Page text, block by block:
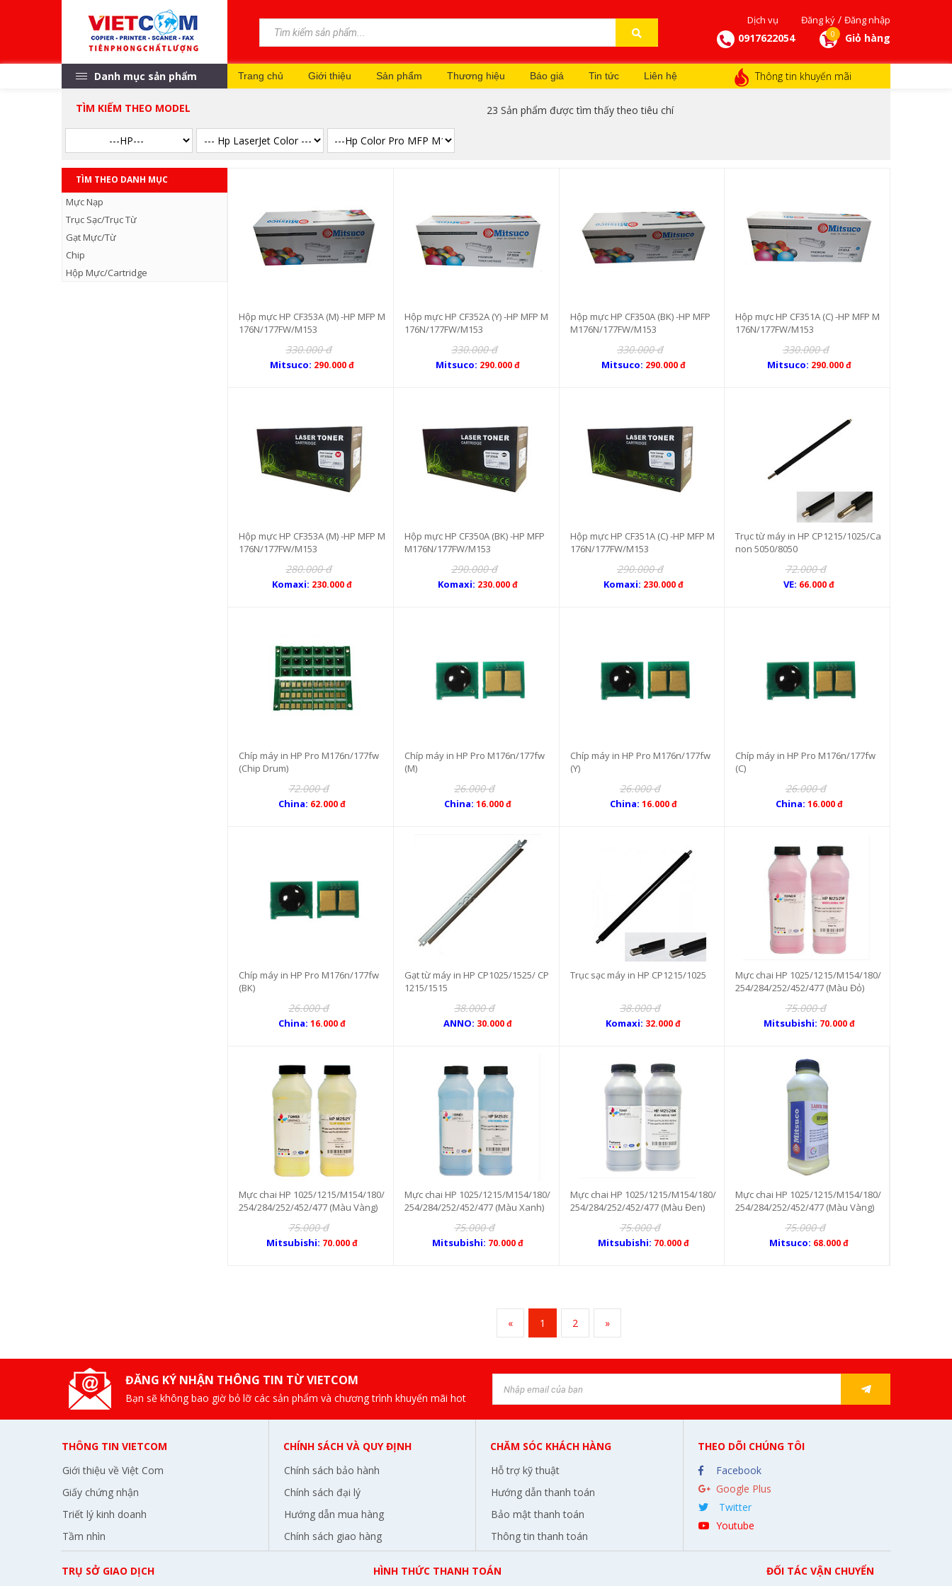
Dịch vụ Đăng ký / Đăng nhập
0917622054 0 Giỏ hàng
Danh mục sản phẩm Trang chủ Giới thiệu Sản phẩm Thương hiệu Báo giá Tin tức Liên hệ Thông tin khuyến mãi
TÌM KIẾM THEO MODEL 23 Sản phẩm được tìm thấy theo tiêu chí
TÌM THEO DANH MỤC
Mực Nạp
Trục Sạc/Trục Từ
Gạt Mực/Từ
Chip
Hộp Mực/Cartridge
Hộp mực HP CF353A (M) -HP MFP M
176N/177FW/M153
330.000 đ
Mitsuco: 290.000 đ
Hộp mực HP CF352A (Y) -HP MFP M
176N/177FW/M153
330.000 đ
Mitsuco: 290.000 đ
Hộp mực HP CF350A (BK) -HP MFP
M176N/177FW/M153
330.000 đ
Mitsuco: 290.000 đ
Hộp mực HP CF351A (C) -HP MFP M
176N/177FW/M153
330.000 đ
Mitsuco: 290.000 đ
Hộp mực HP CF353A (M) -HP MFP M
176N/177FW/M153
280.000 đ
Komaxi: 230.000 đ
Hộp mực HP CF350A (BK) -HP MFP
M176N/177FW/M153
290.000 đ
Komaxi: 230.000 đ
Hộp mực HP CF351A (C) -HP MFP M
176N/177FW/M153
290.000 đ
Komaxi: 230.000 đ
Trục từ máy in HP CP1215/1025/Ca
non 5050/8050
72.000 đ
VE: 66.000 đ
Chíp máy in HP Pro M176n/177fw
(Chip Drum)
72.000 đ
China: 62.000 đ
Chíp máy in HP Pro M176n/177fw
(M)
26.000 đ
China:16.000 đ
Chíp máy in HP Pro M176n/177fw
(Y)
26.000 đ
China: 16.000 đ
Chíp máy in HP Pro M176n/177fw
(C)
26.000 đ
China: 16.000 đ
Chíp máy in HP Pro M176n/177fw
(BK)
26.000 đ
China:16.000 đ
Gạt từ máy in HP CP1025/1525/ CP
1215/1515
38.000 đ
ANNO: 30.000 đ
Trục sạc máy in HP CP1215/1025
38.000 đ
Komaxi: 32.000 đ
Mực chai HP 1025/1215/M154/180/
254/284/252/452/477 (Màu Đỏ)
75.000 đ
Mitsubishi: 70.000 đ
Mực chai HP 1025/1215/M154/180/
254/284/252/452/477 (Màu Vàng)
75.000 đ
Mitsubishi: 70.000 đ
Mực chai HP 1025/1215/M154/180/
254/284/252/452/477 (Màu Xanh)
75.000 đ
Mitsubishi: 70.000 đ
Mực chai HP 1025/1215/M154/180/
254/284/252/452/477 (Màu Đen)
75.000 đ
Mitsubishi: 70.000 đ
Mực chai HP 1025/1215/M154/180/
254/284/252/452/477 (Màu Vàng)
75.000 đ
Mitsuco: 68.000 đ
« 1 2 »
ĐĂNG KÝ NHẬN THÔNG TIN TỪ VIETCOM
Bạn sẽ không bao giờ bỏ lỡ các sản phẩm và chương trình khuyến mãi hot
THÔNG TIN VIETCOM
Giới thiệu về Việt Com
Giấy chứng nhận
Triết lý kinh doanh
Tầm nhìn
CHÍNH SÁCH VÀ QUY ĐỊNH
Chính sách bảo hành
Chính sách đại lý
Hướng dẫn mua hàng
Chính sách giao hàng
CHĂM SÓC KHÁCH HÀNG
Hỗ trợ kỹ thuật
Hướng dẫn thanh toán
Bảo mật thanh toán
Thông tin thanh toán
THEO DÕI CHÚNG TÔI
Facebook
Google Plus
Twitter
Youtube
TRỤ SỞ GIAO DỊCH HÌNH THỨC THANH TOÁN ĐỐI TÁC VẬN CHUYỂN